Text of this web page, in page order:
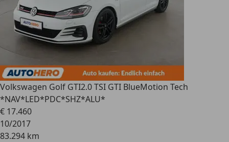
Volkswagen Golf GTI2.0 TSI GTI BlueMotion Tech
*NAV*LED*PDC*SHZ*ALU*
€ 17.460
10/2017
83.294 km